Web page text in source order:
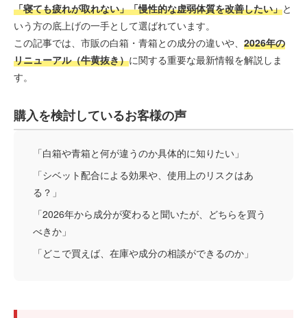
「寝ても疲れが取れない」「慢性的な虚弱体質を改善したい」と
いう方の底上げの一手として選ばれています。
この記事では、市販の白箱・青箱との成分の違いや、 2026年の
リニューアル（牛黄抜き）に関する重要な最新情報を解説しま
す。
購入を検討しているお客様の声
「白箱や青箱と何が違うのか具体的に知りたい」
「シベット配合による効果や、使用上のリスクはあ
る？」
「2026年から成分が変わると聞いたが、どちらを買う
べきか」
「どこで買えば、在庫や成分の相談ができるのか」